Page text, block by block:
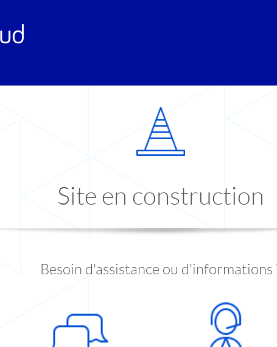
Site en construction
Besoin d'assistance ou d'informations